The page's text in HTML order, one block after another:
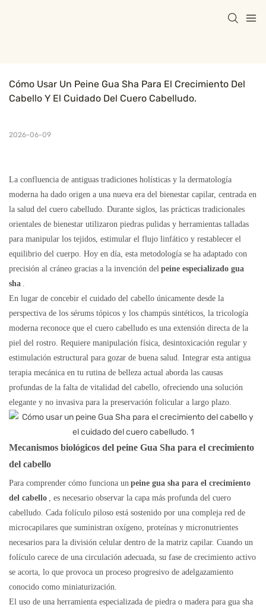
Cómo Usar Un Peine Gua Sha Para El Crecimiento Del
Cabello Y El Cuidado Del Cuero Cabelludo.
2026-06-09
La confluencia de antiguas tradiciones holísticas y la dermatología
moderna ha dado origen a una nueva era del bienestar capilar, centrada en
la salud del cuero cabelludo. Durante siglos, las prácticas tradicionales
orientales de bienestar utilizaron piedras pulidas y herramientas talladas
para manipular los tejidos, estimular el flujo linfático y restablecer el
equilibrio del cuerpo. Hoy en día, esta metodología se ha adaptado con
precisión al cráneo gracias a la invención del peine especializado gua
sha .
En lugar de concebir el cuidado del cabello únicamente desde la
perspectiva de los sérums tópicos y los champús sintéticos, la tricología
moderna reconoce que el cuero cabelludo es una extensión directa de la
piel del rostro. Requiere manipulación física, desintoxicación regular y
estimulación estructural para gozar de buena salud. Integrar esta antigua
terapia mecánica en tu rutina de belleza actual aborda las causas
profundas de la falta de vitalidad del cabello, ofreciendo una solución
elegante y no invasiva para la preservación folicular a largo plazo.
Mecanismos biológicos del peine Gua Sha para el crecimiento
del cabello
Para comprender cómo funciona un peine gua sha para el crecimiento
del cabello , es necesario observar la capa más profunda del cuero
cabelludo. Cada folículo piloso está sostenido por una compleja red de
microcapilares que suministran oxígeno, proteínas y micronutrientes
necesarios para la división celular dentro de la matriz capilar. Cuando un
folículo carece de una circulación adecuada, su fase de crecimiento activo
se acorta, lo que provoca un proceso progresivo de adelgazamiento
conocido como miniaturización.
El uso de una herramienta especializada de piedra o madera para gua sha